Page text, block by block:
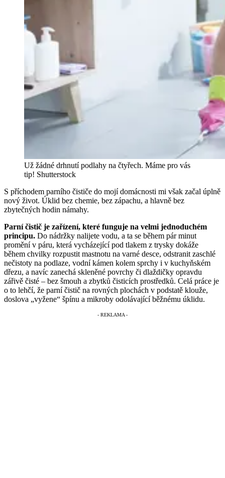
Už žádné drhnutí podlahy na čtyřech. Máme pro vás
tip! Shutterstock
S příchodem parního čističe do mojí domácnosti mi však začal úplně
nový život. Úklid bez chemie, bez zápachu, a hlavně bez
zbytečných hodin námahy.
Parní čistič je zařízení, které funguje na velmi jednoduchém
principu. Do nádržky nalijete vodu, a ta se během pár minut
promění v páru, která vycházející pod tlakem z trysky dokáže
během chvilky rozpustit mastnotu na varné desce, odstranit zaschlé
nečistoty na podlaze, vodní kámen kolem sprchy i v kuchyňském
dřezu, a navíc zanechá skleněné povrchy či dlaždičky opravdu
zářivě čisté – bez šmouh a zbytků čisticích prostředků. Celá práce je
o to lehčí, že parní čistič na rovných plochách v podstatě klouže,
doslova „vyžene“ špínu a mikroby odolávající běžnému úklidu.